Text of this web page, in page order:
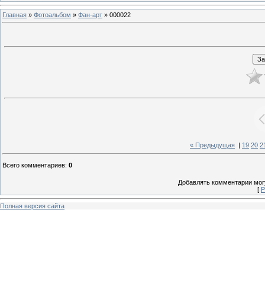
Главная » Фотоальбом » Фан-арт » 000022
« Предыдущая | 19 20
Всего комментариев: 0
Добавлять комментарии
[
Полная версия сайта